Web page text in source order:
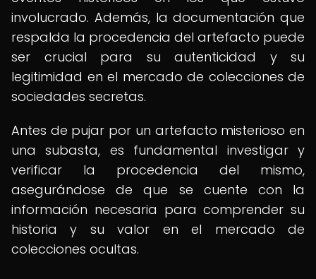
involucrado. Además, la documentación que
respalda la procedencia del artefacto puede
ser crucial para su autenticidad y su
legitimidad en el mercado de colecciones de
sociedades secretas.
Antes de pujar por un artefacto misterioso en
una subasta, es fundamental investigar y
verificar la procedencia del mismo,
asegurándose de que se cuente con la
información necesaria para comprender su
historia y su valor en el mercado de
colecciones ocultas.